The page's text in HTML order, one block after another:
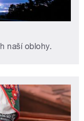
naší oblohy.